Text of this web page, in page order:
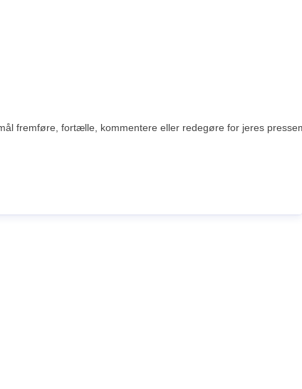
fremføre, fortælle, kommentere eller redegøre for jeres